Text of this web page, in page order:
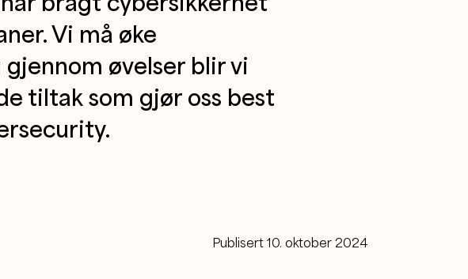
Vi må øke
øvelser blir vi
tiltak som gjør oss best
Publisert 10. oktober 2024